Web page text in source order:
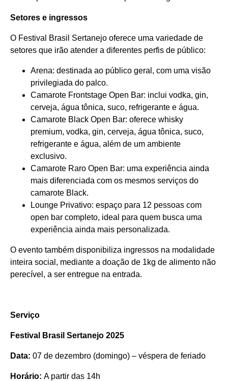
Setores e ingressos
O Festival Brasil Sertanejo oferece uma variedade de
setores que irão atender a diferentes perfis de público:
Arena: destinada ao público geral, com uma visão
privilegiada do palco.
Camarote Frontstage Open Bar: inclui vodka, gin,
cerveja, água tônica, suco, refrigerante e água.
Camarote Black Open Bar: oferece whisky
premium, vodka, gin, cerveja, água tônica, suco,
refrigerante e água, além de um ambiente
exclusivo.
Camarote Raro Open Bar: uma experiência ainda
mais diferenciada com os mesmos serviços do
camarote Black.
Lounge Privativo: espaço para 12 pessoas com
open bar completo, ideal para quem busca uma
experiência ainda mais personalizada.
O evento também disponibiliza ingressos na modalidade
inteira social, mediante a doação de 1kg de alimento não
perecível, a ser entregue na entrada.
Serviço
Festival Brasil Sertanejo 2025
Data: 07 de dezembro (domingo) – véspera de feriado
Horário: A partir das 14h